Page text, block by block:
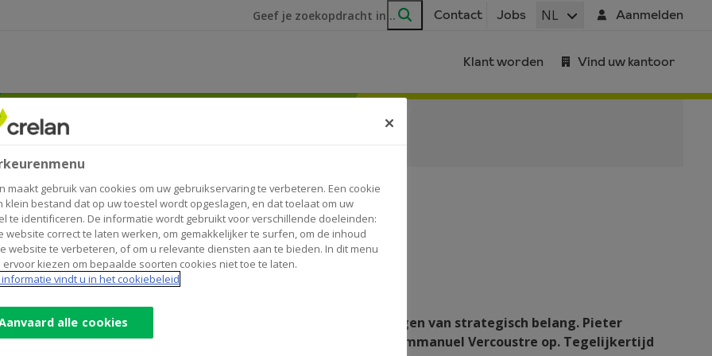
Ik ben op zoek naar
Zoeken
Contact Jobs NL Aanmelden
Klant worden Vind uw kantoor
van Crelan
doorgevoerd in haar Directiecomité, met twee benoemingen van strategisch belang. Pieter
de rol op van Chief Financial Officer (CFO) en volgt daarmee Emmanuel Vercoustre op. Tegelijkertijd
maakt gebruik van cookies om uw gebruikservaring te verbeteren. Een cookie
klein bestand dat op uw toestel wordt opgeslagen, en dat toelaat om uw
te identificeren. De informatie wordt gebruikt voor verschillende doeleinden:
website correct te laten werken, om gemakkelijker te surfen, om de inhoud
website te verbeteren, of om u relevante diensten aan te bieden. In dit menu
ervoor kiezen om bepaalde soorten cookies niet toe te laten.
vindt u in het cookiebeleid
alle cookies